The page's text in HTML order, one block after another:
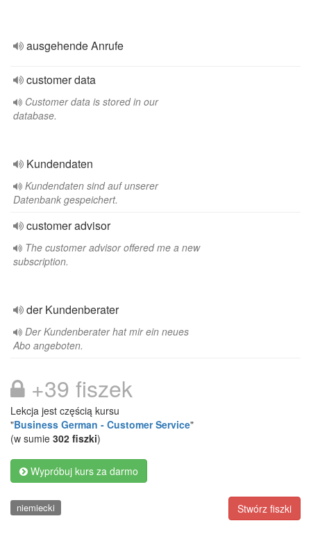
ausgehende Anrufe
customer data
Customer data is stored in our
database.
Kundendaten
Kundendaten sind auf unserer
Datenbank gespeichert.
customer advisor
The customer advisor offered me a new
subscription.
der Kundenberater
Der Kundenberater hat mir ein neues
Abo angeboten.
+39 fiszek
Lekcja jest częścią kursu
"Business German - Customer Service"
(w sumie 302 fiszki)
Wypróbuj kurs za darmo
Stwórz fiszki
niemiecki